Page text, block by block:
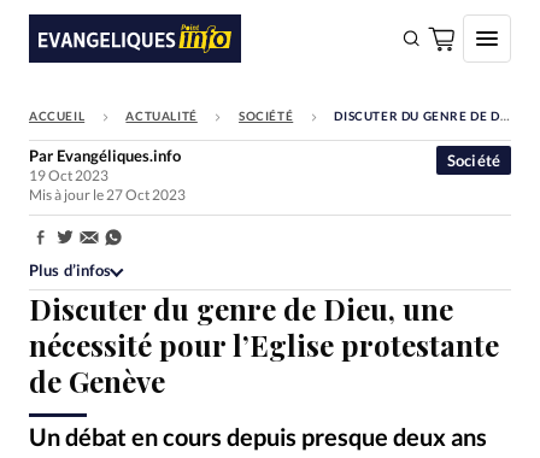
FAIRE UN DON
Faire un don
Société
Monde
Bible
Toute l'actualité
ACCUEIL ACTUALITÉ SOCIÉTÉ DISCUTER DU GENRE DE DIEU, UNE NÉCESSITÉ POUR L’EGLISE PROTESTANTE DE GENÈVE
Discuter du genre de Dieu, une
nécessité pour l’Eglise protestante
de Genève
Un débat en cours depuis presque deux ans
Société
Par Evangéliques.info
19 Oct 2023
Mis à jour le 27 Oct 2023
Partager:
Plus d’infos